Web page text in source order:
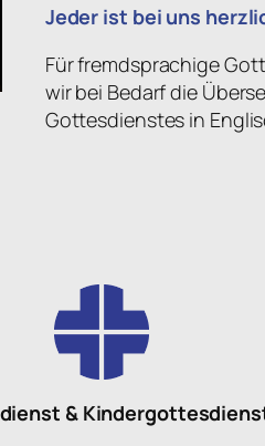
Jeder ist bei uns
Für fremdsprachige
wir bei Bedarf die
Gottesdienstes in
&